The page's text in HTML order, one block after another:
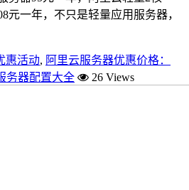
元一年，不只是轻量应用服务器，
惠活动, 阿里云服务器优惠价格：
务器配置大全
26 Views